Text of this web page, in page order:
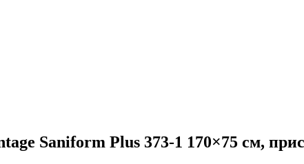
Saniform Plus 373-1 170×75 см,